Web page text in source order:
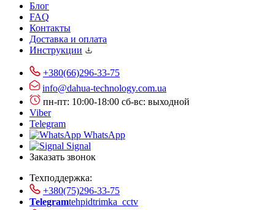
Блог
FAQ
Контакты
Доставка и оплата
Инструкции
+380(66)296-33-75
info@dahua-technology.com.ua
пн-пт: 10:00-18:00 сб-вс: выходной
Viber
Telegram
WhatsApp
Signal
Заказать звонок
Техподдержка:
+380(75)296-33-75
Telegramtehpidtrimka_cctv